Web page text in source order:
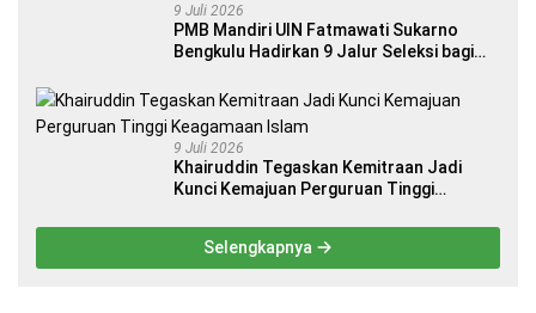
9 Juli 2026
PMB Mandiri UIN Fatmawati Sukarno
Bengkulu Hadirkan 9 Jalur Seleksi bagi
9 Juli 2026
Khairuddin Tegaskan Kemitraan Jadi
Kunci Kemajuan Perguruan Tinggi
Selengkapnya